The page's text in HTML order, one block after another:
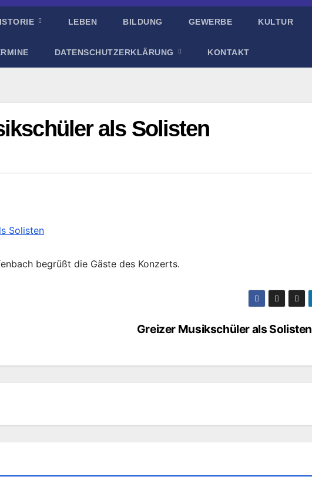
LEBEN BILDUNG GEWERBE KULTUR
DATENSCHUTZERKLÄRUNG KONTAKT
als Solisten
begrüßt die Gäste des Konzerts.
Greizer Musikschüler als Solisten